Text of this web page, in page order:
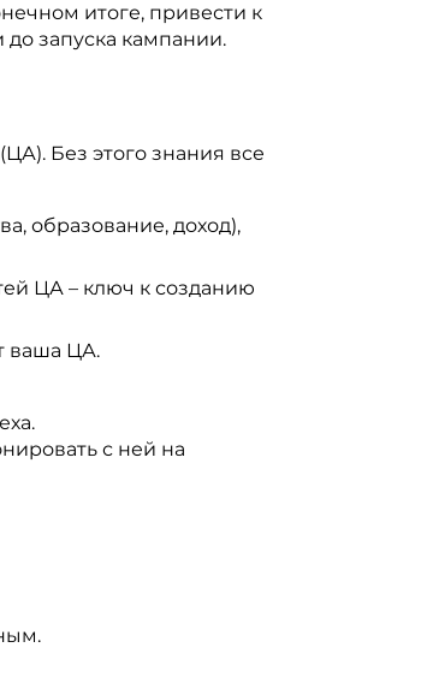
итоге, привести к
запуска кампании.
Без этого знания все
образование, доход),
ЦА – ключ к созданию
ваша ЦА.
с ней на